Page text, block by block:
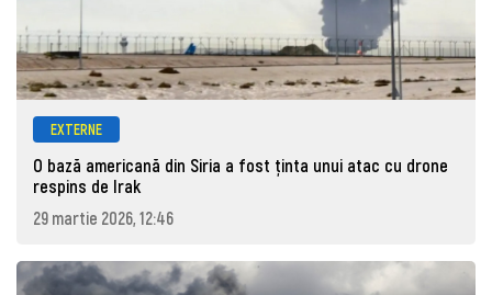
EXTERNE
O bază americană din Siria a fost ținta unui atac cu drone
respins de Irak
29 martie 2026, 12:46